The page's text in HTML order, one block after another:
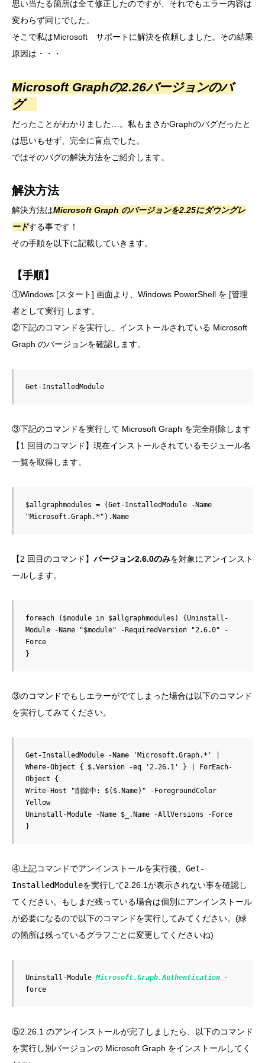
思い当たる箇所は全て修正したのですが、それでもエラー内容は
変わらず同じでした。
そこで私はMicrosoft サポートに解決を依頼しました。その結果
原因は・・・
Microsoft Graphの2.26バージョンのバ
グ
だったことがわかりました…。私もまさかGraphのバグだったと
は思いもせず、完全に盲点でした。
ではそのバグの解決方法をご紹介します。
解決方法
解決方法はMicrosoft Graph のバージョンを2.25にダウングレ
ードする事です！
その手順を以下に記載していきます。
【手順】
①Windows [スタート] 画面より、Windows PowerShell を [管理
者として実行] します。
②下記のコマンドを実行し、インストールされている Microsoft
Graph のバージョンを確認します。
Get-InstalledModule
③下記のコマンドを実行して Microsoft Graph を完全削除します
【1 回目のコマンド】現在インストールされているモジュール名
一覧を取得します。
$allgraphmodules = (Get-InstalledModule -Name
"Microsoft.Graph.*").Name
【2 回目のコマンド】 バージョン2.6.0のみを対象にアンインスト
ールします。
foreach ($module in $allgraphmodules) {Uninstall-
Module -Name "$module" -RequiredVersion "2.6.0" -
Force
}
③のコマンドでもしエラーがでてしまった場合は以下のコマンド
を実行してみてください。
Get-InstalledModule -Name 'Microsoft.Graph.*' |
Where-Object { $.Version -eq '2.26.1' } | ForEach-
Object {
Write-Host "削除中: $($.Name)" -ForegroundColor
Yellow
Uninstall-Module -Name $_.Name -AllVersions -Force
}
④上記コマンドでアンインストールを実行後、 Get-
InstalledModuleを実行して2.26.1が表示されない事を確認し
てください。もしまだ残っている場合は個別にアンインストール
が必要になるので以下のコマンドを実行してみてください。(緑
の箇所は残っているグラフごとに変更してくださいね)
Uninstall-Module Microsoft.Graph.Authentication -
force
⑤2.26.1 のアンインストールが完了しましたら、以下のコマンド
を実行し別バージョンの Microsoft Graph をインストールしてく